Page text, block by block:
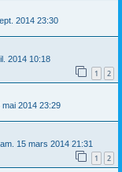
2014 23:30
2014 10:18
1 2
mai 2014 23:29
15 mars 2014 21:31
1 2